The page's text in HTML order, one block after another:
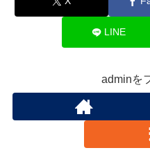
LINE
adminを